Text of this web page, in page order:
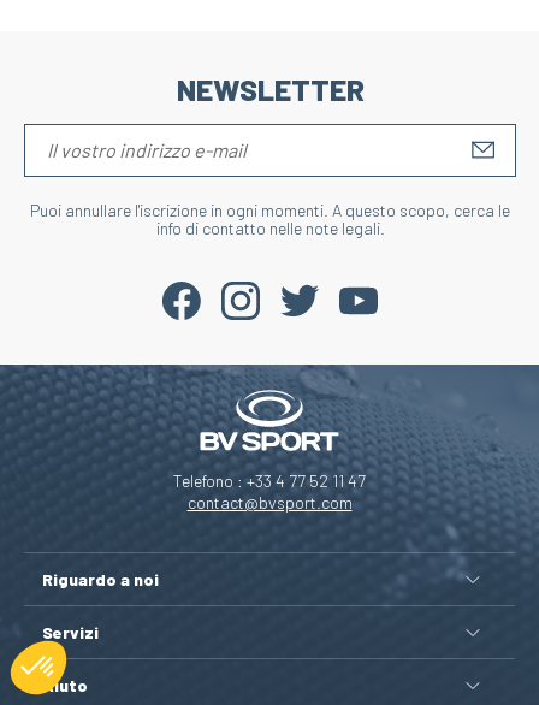
NEWSLETTER
Puoi annullare l'iscrizione in ogni momenti. A questo scopo, cerca le
info di contatto nelle note legali.
Telefono : +33 4 77 52 11 47
contact@bvsport.com
Riguardo a noi
Servizi
Aiuto